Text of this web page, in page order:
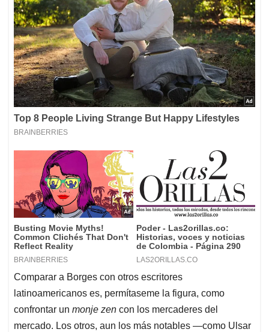
Comparar a Borges con otros escritores
latinoamericanos es, permítaseme la figura, como
confrontar un monje zen con los mercaderes del
mercado. Los otros, aun los más notables —como Ulsar